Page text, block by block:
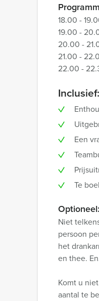
18.00 -
19.00 -
20.00 -
21.00 -
22.00 -
Inclusief:
Een
Te
Optioneel:
Niet
persoon
het
en thee.
Komt u
aantal te